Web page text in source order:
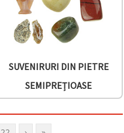
SUVENIRURI DIN PIETRE
SEMIPREȚIOASE